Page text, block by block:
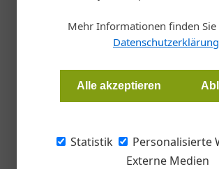
Mehr Informationen finden Sie
Datenschutzerklärung
Alle akzeptieren
Statistik
Personalisierte
Externe Medien
Meisterstück